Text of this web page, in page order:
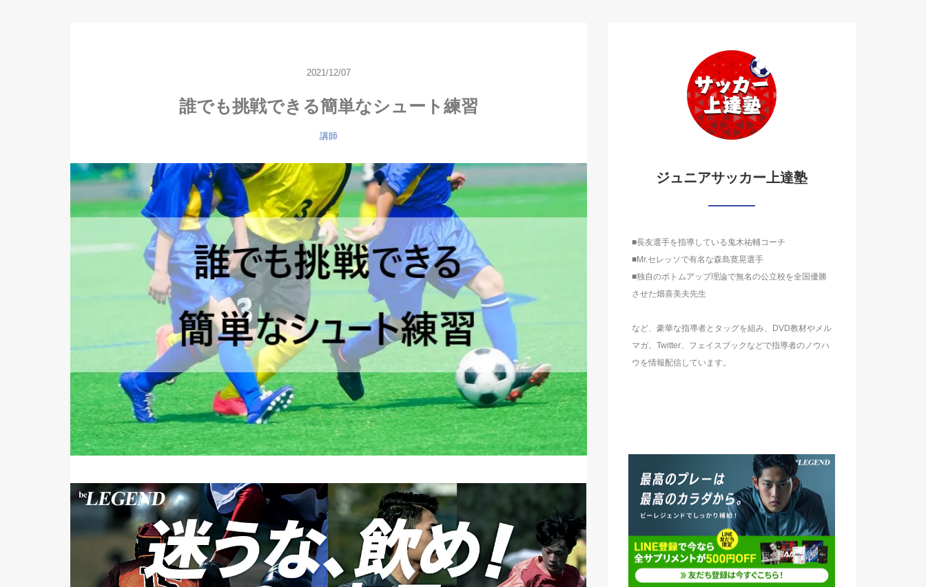
2021/12/07
誰でも挑戦できる簡単なシュート練習
講師
ジュニアサッカー上達塾
■長友選手を指導している鬼木祐輔コーチ
■Mr.セレッソで有名な森島寛晃選手
■独自のボトムアップ理論で無名の公立校を全国優勝
させた畑喜美夫先生
など、豪華な指導者とタッグを組み、DVD教材やメル
マガ、Twitter、フェイスブックなどで指導者のノウハ
ウを情報配信しています。